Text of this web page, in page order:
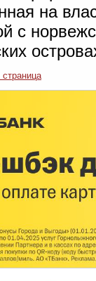
на
с